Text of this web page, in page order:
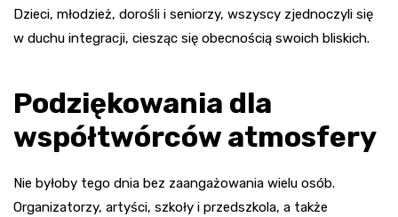
Dzieci, młodzież, dorośli i seniorzy, wszyscy zjednoczyli się
w duchu integracji, ciesząc się obecnością swoich bliskich.
Podziękowania dla
współtwórców atmosfery
Nie byłoby tego dnia bez zaangażowania wielu osób.
Organizatorzy, artyści, szkoły i przedszkola, a także